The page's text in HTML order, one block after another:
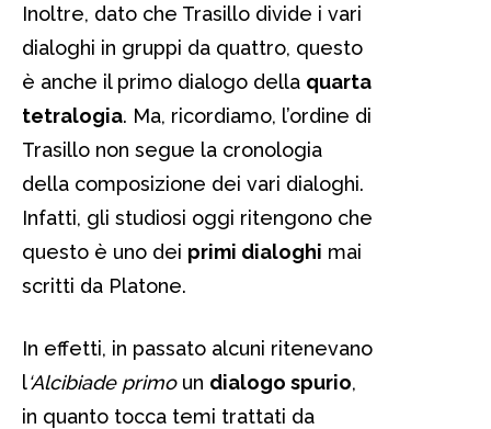
Inoltre, dato che Trasillo divide i vari
dialoghi in gruppi da quattro, questo
è anche il primo dialogo della quarta
tetralogia. Ma, ricordiamo, l’ordine di
Trasillo non segue la cronologia
della composizione dei vari dialoghi.
Infatti, gli studiosi oggi ritengono che
questo è uno dei primi dialoghi mai
scritti da Platone.
In effetti, in passato alcuni ritenevano
l‘Alcibiade primoun dialogo spurio,
in quanto tocca temi trattati da